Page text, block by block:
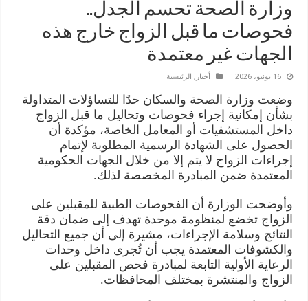
وزارة الصحة تحسم الجدل..
فحوصات ما قبل الزواج خارج هذه
الجهات غير معتمدة
16 يونيو، 2026 أخبار , الرئيسية
وضعت وزارة الصحة والسكان حدًا للتساؤلات المتداولة
بشأن إمكانية إجراء فحوصات وتحاليل ما قبل الزواج
داخل المستشفيات أو المعامل الخاصة، مؤكدة أن
الحصول على الشهادة الرسمية المطلوبة لإتمام
إجراءات الزواج لا يتم إلا من خلال الجهات الحكومية
المعتمدة ضمن المبادرة المخصصة لذلك.
وأوضحت الوزارة أن الفحوصات الطبية للمقبلين على
الزواج تخضع لمنظومة موحدة تهدف إلى ضمان دقة
النتائج وسلامة الإجراءات، مشيرة إلى أن جميع التحاليل
والكشوفات المعتمدة يجب أن تُجرى داخل وحدات
الرعاية الأولية التابعة لمبادرة فحص المقبلين على
الزواج والمنتشرة بمختلف المحافظات.